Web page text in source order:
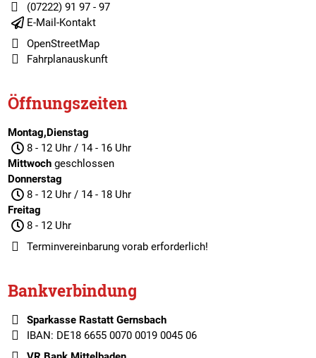
(07222) 91 97 - 97
E-Mail-Kontakt
OpenStreetMap
Fahrplanauskunft
Öffnungszeiten
Montag,Dienstag
8 - 12 Uhr / 14 - 16 Uhr
Mittwochgeschlossen
Donnerstag
8 - 12 Uhr / 14 - 18 Uhr
Freitag
8 - 12 Uhr
Terminvereinbarungvorab erforderlich!
Bankverbindung
Sparkasse Rastatt Gernsbach
IBAN: DE18 6655 0070 0019 0045 06